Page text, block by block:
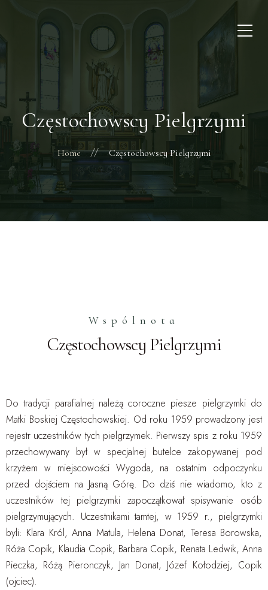
Częstochowscy Pielgrzymi
Home Częstochowscy Pielgrzymi
Wspólnota
Częstochowscy Pielgrzymi
Do tradycji parafialnej należą coroczne piesze pielgrzymki do
Matki Boskiej Częstochowskiej. Od roku 1959 prowadzony jest
rejestr uczestników tych pielgrzymek. Pierwszy spis z roku 1959
przechowywany był w specjalnej butelce zakopywanej pod
krzyżem w miejscowości Wygoda, na ostatnim odpoczynku
przed dojściem na Jasną Górę. Do dziś nie wiadomo, kto z
uczestników tej pielgrzymki zapoczątkował spisywanie osób
pielgrzymujących. Uczestnikami tamtej, w 1959 r., pielgrzymki
byli: Klara Król, Anna Matula, Helena Donat, Teresa Borowska,
Róża Copik, Klaudia Copik, Barbara Copik, Renata Ledwik, Anna
Pieczka, Różą Pieronczyk, Jan Donat, Józef Kołodziej, Copik
(ojciec).